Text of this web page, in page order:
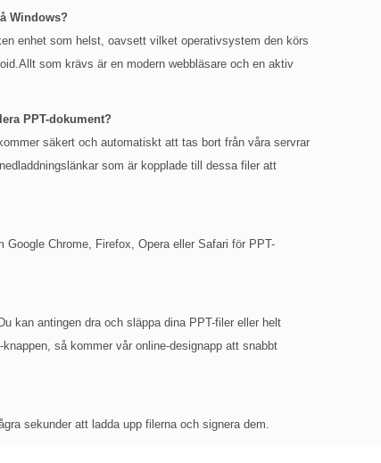
Windows?
enhet som helst, oavsett vilket operativsystem den körs
som krävs är en modern webbläsare och en aktiv
PPT-dokument?
säkert och automatiskt att tas bort från våra servrar
som är kopplade till dessa filer att
Chrome, Firefox, Opera eller Safari för PPT-
kan antingen dra och släppa dina PPT-filer eller helt
så kommer vår online-designapp att snabbt
sekunder att ladda upp filerna och signera dem.